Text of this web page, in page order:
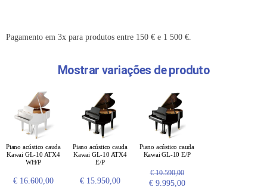
Pagamento em 3x para produtos entre 150 € e 1 500 €.
Mostrar variações de produto
Piano acústico cauda
Kawai GL-10 ATX4
WH/P
€ 16.600,00
Piano acústico cauda
Kawai GL-10 ATX4
E/P
€ 15.950,00
Piano acústico cauda
Kawai GL-10 E/P
€10.590,00
€9.995,00